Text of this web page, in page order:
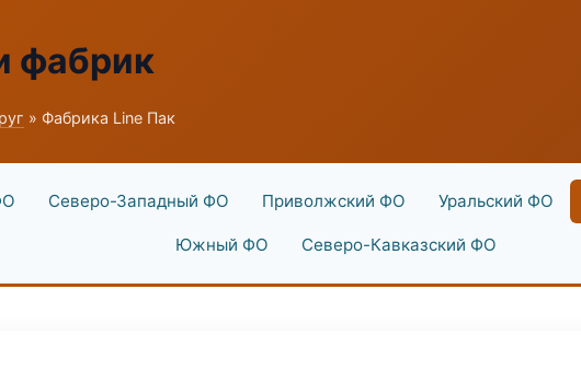
фабрик
» Фабрика Line Пак
Северо-Западный ФО Приволжский ФО Уральский ФО
Южный ФО Северо-Кавказский ФО